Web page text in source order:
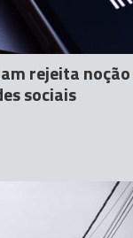
rejeita
sociais